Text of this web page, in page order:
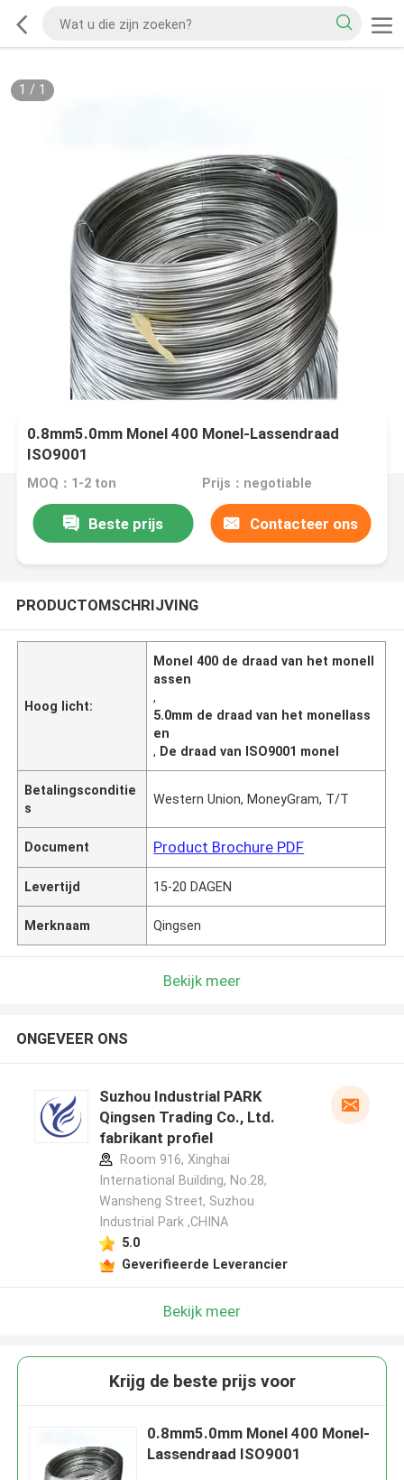
1 / 1
0.8mm5.0mm Monel 400 Monel-Lassendraad
ISO9001
MOQ：1-2 ton Prijs：negotiable
Beste prijs Contacteer ons
PRODUCTOMSCHRIJVING
Hoog licht:
Monel 400 de draad van het monell
assen
,
5.0mm de draad van het monellass
en
, De draad van ISO9001 monel
Betalingsconditie
s
Western Union, MoneyGram, T/T
Document Product Brochure PDF
Levertijd 15-20 DAGEN
Merknaam Qingsen
Bekijk meer
ONGEVEER ONS
Suzhou Industrial PARK
Qingsen Trading Co., Ltd.
fabrikant profiel
Room 916, Xinghai
International Building, No.28,
Wansheng Street, Suzhou
Industrial Park ,CHINA
5.0
Geverifieerde Leverancier
Bekijk meer
Krijg de beste prijs voor
0.8mm5.0mm Monel 400 Monel-
Lassendraad ISO9001